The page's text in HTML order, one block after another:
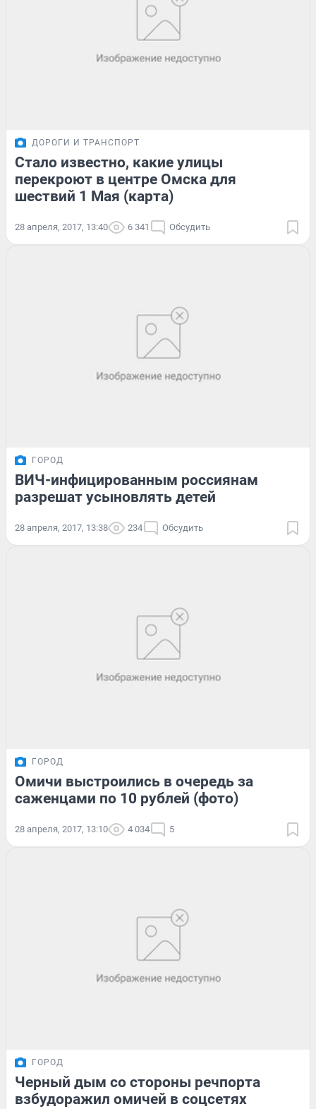
ДОРОГИ И ТРАНСПОРТ
Стало известно, какие улицы
перекроют в центре Омска для
шествий 1 Мая (карта)
28 апреля, 2017, 13:40 6 341 Обсудить
ГОРОД
ВИЧ-инфицированным россиянам
разрешат усыновлять детей
28 апреля, 2017, 13:38 234 Обсудить
ГОРОД
Омичи выстроились в очередь за
саженцами по 10 рублей (фото)
28 апреля, 2017, 13:10 4 034 5
ГОРОД
Черный дым со стороны речпорта
взбудоражил омичей в соцсетях